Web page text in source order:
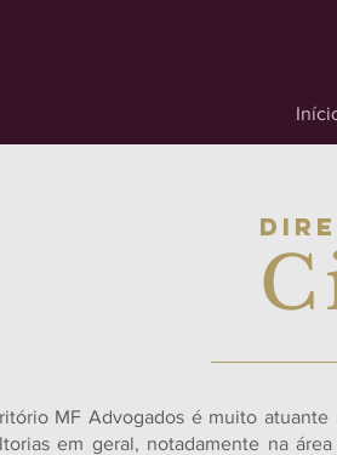
MF Advogados é muito atuante
em geral, notadamente na